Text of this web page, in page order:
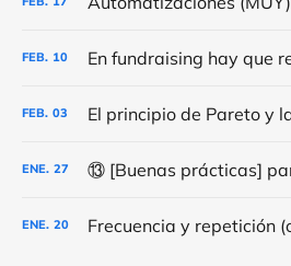
FEB. 10
FEB. 03
ENE. 27
ENE. 20